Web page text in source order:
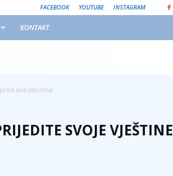
FACEBOOK YOUTUBE INSTAGRAM
KONTAKT
investitorima
SVOJE VJEŠTINE